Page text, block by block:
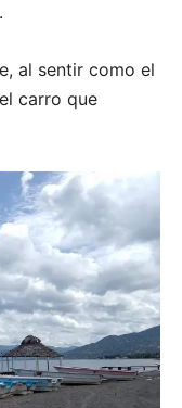
al sentir como el
carro que